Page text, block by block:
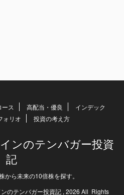
ス 高配当・優良
インデック
ォリオ 投資の考え方
ンのテンバガー投資
記
から未来の10倍株を探す。
のテンバガー投資記 , 2026 All Rights